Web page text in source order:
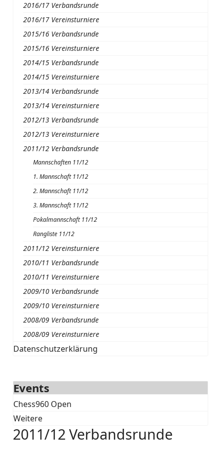
2016/17 Verbandsrunde
2016/17 Vereinsturniere
2015/16 Verbandsrunde
2015/16 Vereinsturniere
2014/15 Verbandsrunde
2014/15 Vereinsturniere
2013/14 Verbandsrunde
2013/14 Vereinsturniere
2012/13 Verbandsrunde
2012/13 Vereinsturniere
2011/12 Verbandsrunde
Mannschaften 11/12
1. Mannschaft 11/12
2. Mannschaft 11/12
3. Mannschaft 11/12
Pokalmannschaft 11/12
Rangliste 11/12
2011/12 Vereinsturniere
2010/11 Verbandsrunde
2010/11 Vereinsturniere
2009/10 Verbandsrunde
2009/10 Vereinsturniere
2008/09 Verbandsrunde
2008/09 Vereinsturniere
Datenschutzerklärung
Events
Chess960 Open
Weitere
2011/12 Verbandsrunde